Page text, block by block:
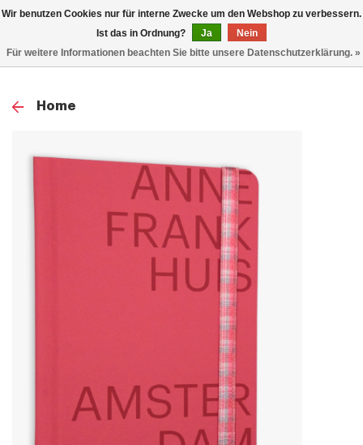
0
Home
Wir benutzen Cookies nur für interne Zwecke um den Webshop zu verbessern.
Ist das in Ordnung?
Ja
Nein
Für weitere Informationen beachten Sie bitte unsere Datenschutzerklärung. »